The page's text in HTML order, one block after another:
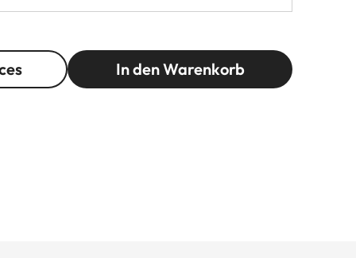
In den Warenkorb